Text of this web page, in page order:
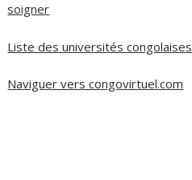
soigner
Liste des universités congolaises
Naviguer vers congovirtuel.com